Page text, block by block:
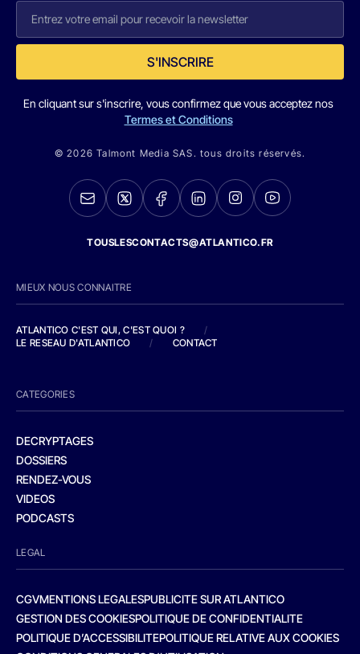
S'INSCRIRE
En cliquant sur s'inscrire, vous confirmez que vous acceptez nos
Termes et Conditions
© 2026 Talmont Media SAS. tous droits réservés.
TOUSLESCONTACTS@ATLANTICO.FR
MIEUX NOUS CONNAITRE
ATLANTICO C'EST QUI, C'EST QUOI ?
/
LE RESEAU D'ATLANTICO
/ CONTACT
CATEGORIES
DECRYPTAGES
DOSSIERS
RENDEZ-VOUS
VIDEOS
PODCASTS
LEGAL
CGVMENTIONS LEGALESPUBLICITE SUR ATLANTICO
GESTION DES COOKIESPOLITIQUE DE CONFIDENTIALITE
POLITIQUE D’ACCESSIBILITEPOLITIQUE RELATIVE AUX COOKIES